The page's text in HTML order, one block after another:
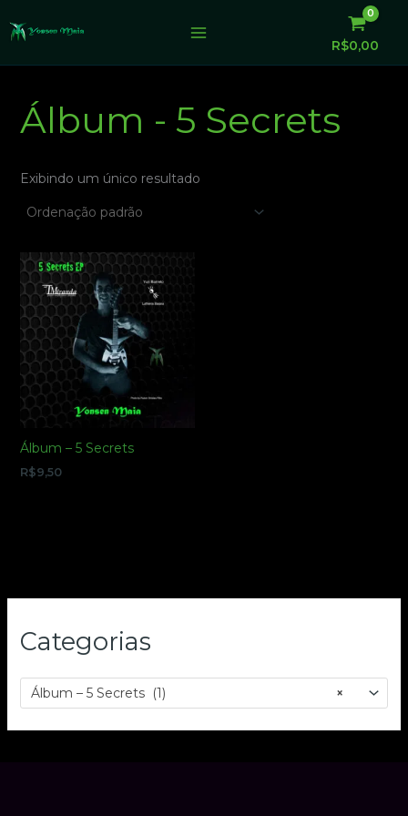
para
R$0,00
Álbum - 5 Secrets
Exibindo um único resultado
Álbum – 5 Secrets
R$9,50
Categorias
×
Álbum – 5 Secrets (1)